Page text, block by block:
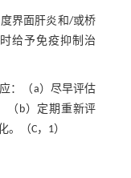
界面肝炎和/或桥
给予免疫抑制治
：（a）尽早评估
（b）定期重新评
（C，1）